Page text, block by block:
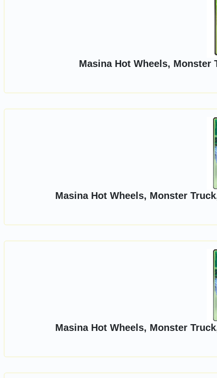
Masina Hot Wheels, Monster
Masina Hot Wheels, Monster
Masina Hot Wheels, Monster